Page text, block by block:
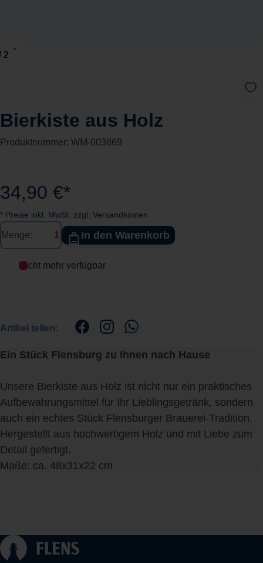
Bierkiste aus Holz
Produktnummer: WM-003869
34,90 €*
* Preise inkl. MwSt. zzgl. Versandkosten
Menge: In den Warenkorb
Nicht mehr verfügbar
Artikel teilen:
Ein Stück Flensburg zu Ihnen nach Hause
Unsere Bierkiste aus Holz ist nicht nur ein praktisches
Aufbewahrungsmittel für Ihr Lieblingsgetränk, sondern
auch ein echtes Stück Flensburger Brauerei-Tradition.
Hergestellt aus hochwertigem Holz und mit Liebe zum
Detail gefertigt.
Maße: ca. 48x31x22 cm